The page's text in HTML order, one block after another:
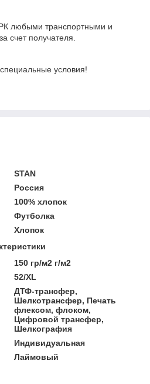
любыми транспортными и
счет получателя.
условия!
STAN
Россия
100% хлопок
Футболка
Хлопок
150 гр/м2 г/м2
52/XL
ДТФ-трансфер,
Шелкотрансфер, Печать
флексом, флоком,
Цифровой трансфер,
Шелкография
Индивидуальная
Лаймовый